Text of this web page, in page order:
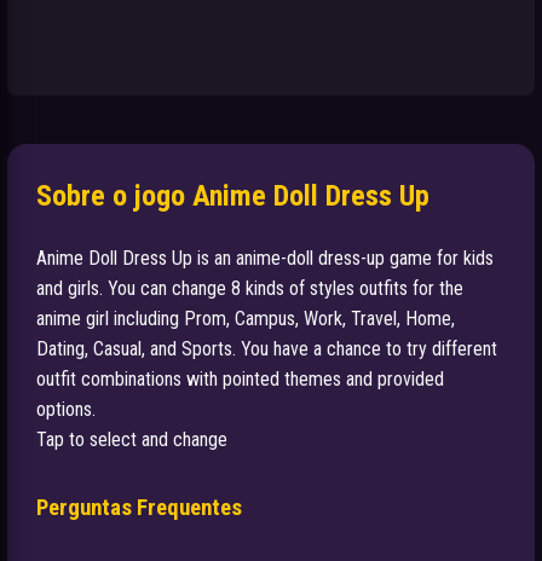
Sobre o jogo Anime Doll Dress Up
Anime Doll Dress Up is an anime-doll dress-up game for kids
and girls. You can change 8 kinds of styles outfits for the
anime girl including Prom, Campus, Work, Travel, Home,
Dating, Casual, and Sports. You have a chance to try different
outfit combinations with pointed themes and provided
options.
Tap to select and change
Perguntas Frequentes